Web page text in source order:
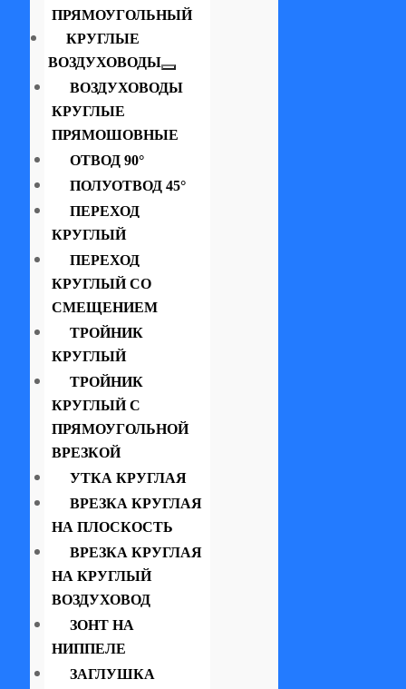
ПРЯМОУГОЛЬНЫЙ
КРУГЛЫЕ
ВОЗДУХОВОДЫ
ВОЗДУХОВОДЫ
КРУГЛЫЕ
ПРЯМОШОВНЫЕ
ОТВОД 90°
ПОЛУОТВОД 45°
ПЕРЕХОД
КРУГЛЫЙ
ПЕРЕХОД
КРУГЛЫЙ СО
СМЕЩЕНИЕМ
ТРОЙНИК
КРУГЛЫЙ
ТРОЙНИК
КРУГЛЫЙ С
ПРЯМОУГОЛЬНОЙ
ВРЕЗКОЙ
УТКА КРУГЛАЯ
ВРЕЗКА КРУГЛАЯ
НА ПЛОСКОСТЬ
ВРЕЗКА КРУГЛАЯ
НА КРУГЛЫЙ
ВОЗДУХОВОД
ЗОНТ НА
НИППЕЛЕ
ЗАГЛУШКА